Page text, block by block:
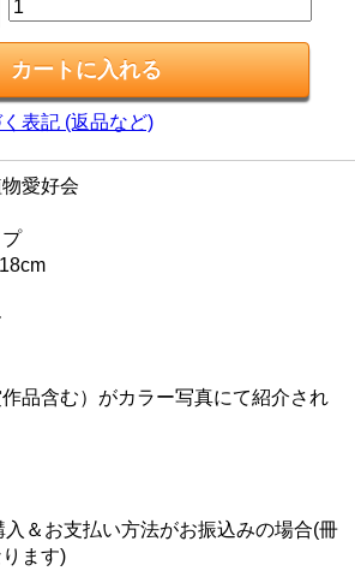
表記 (返品など)
愛好会
品含む）がカラー写真にて紹介され
入＆お支払い方法がお振込みの場合(冊
ます)